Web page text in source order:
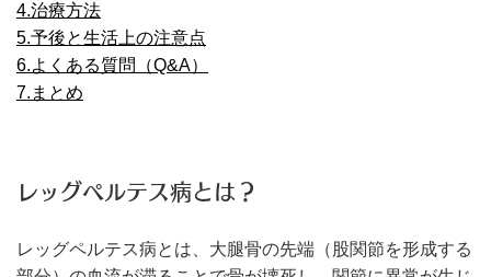
4.治療方法
5.予後と生活上の注意点
6.よくある質問（Q&A）
7.まとめ
レッグペルテス病とは？
レッグペルテス病とは、大腿骨の先端（股関節を形成する